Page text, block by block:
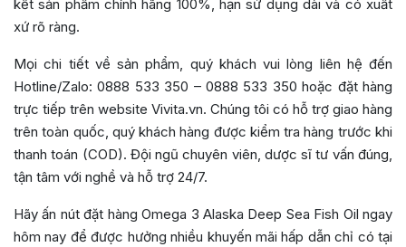
kết sản phẩm chính hãng 100%, hạn sử dụng dài và có xuất
xứ rõ ràng.
Mọi chi tiết về sản phẩm, quý khách vui lòng liên hệ đến
Hotline/Zalo: 0888 533 350 – 0888 533 350 hoặc đặt hàng
trực tiếp trên website Vivita.vn. Chúng tôi có hỗ trợ giao hàng
trên toàn quốc, quý khách hàng được kiểm tra hàng trước khi
thanh toán (COD). Đội ngũ chuyên viên, dược sĩ tư vấn đúng,
tận tâm với nghề và hỗ trợ 24/7.
Hãy ấn nút đặt hàng Omega 3 Alaska Deep Sea Fish Oil ngay
hôm nay để được hưởng nhiều khuyến mãi hấp dẫn chỉ có tại